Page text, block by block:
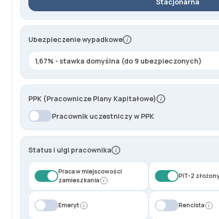
Ubezpieczenie wypadkowe i
PPK (Pracownicze Plany Kapitałowe) i
Pracownik uczestniczy w PPK
Status i ulgi pracownika i
Praca w miejscowości
zamieszkania i
PIT-2
Emeryt i Rencista i